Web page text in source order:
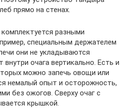
прямо на стенах.
разными
специальным держателем
они не укладываются
внутри очага вертикально. Есть и
можно запечь овощи или
немалый опыт и осторожность,
без ожогов. Сверху очаг с
крышкой.